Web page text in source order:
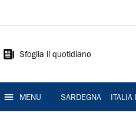
Sardegna
Sfoglia il quotidiano
MENU SARDEGNA ITALIA